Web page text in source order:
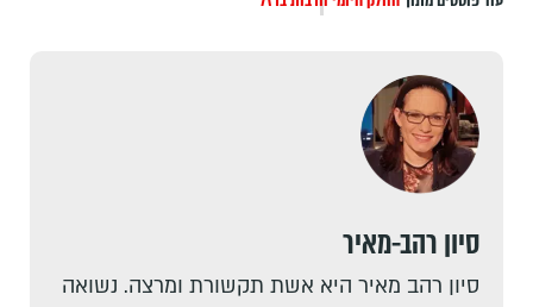
סיון רהב-מאיר
סיון רהב מאיר היא אשת תקשורת ומרצה. נשואה